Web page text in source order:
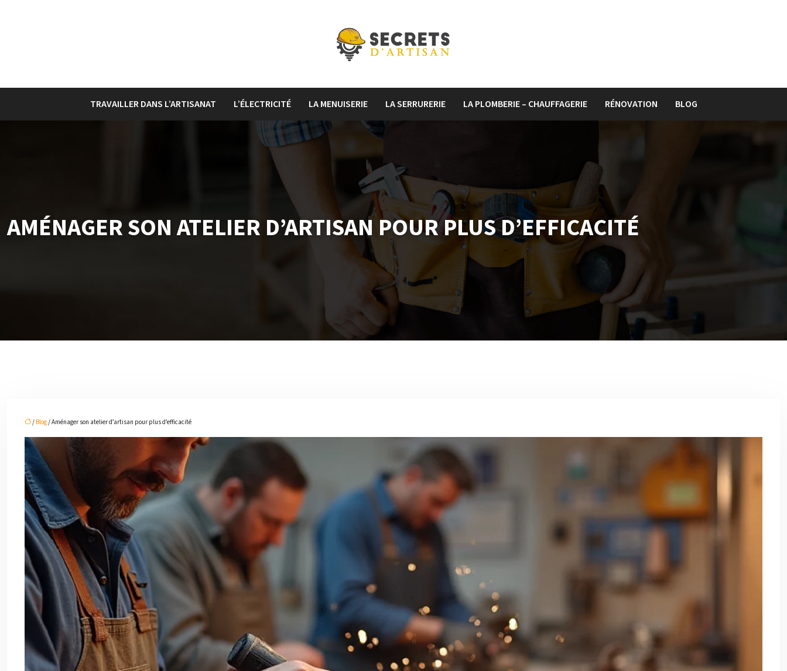
TRAVAILLER DANS L’ARTISANAT L’ÉLECTRICITÉ LA MENUISERIE LA SERRURERIE LA PLOMBERIE – CHAUFFAGERIE RÉNOVATION BLOG
AMÉNAGER SON ATELIER D’ARTISAN POUR PLUS D’EFFICACITÉ
/ Blog/ Aménager son atelier d’artisan pour plus d’efficacité